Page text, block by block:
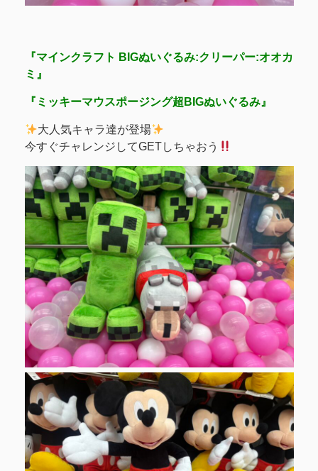
『マインクラフト BIGぬいぐるみ:クリーパー:オオカ
ミ』
『ミッキーマウスポージング超BIGぬいぐるみ』
大人気キャラ達が登場
今すぐチャレンジしてGETしちゃおう